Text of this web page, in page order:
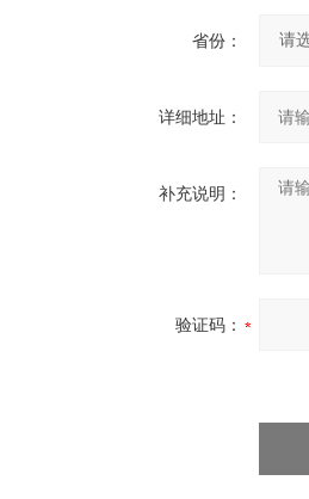
省份：
详细地址：
补充说明：
验证码：